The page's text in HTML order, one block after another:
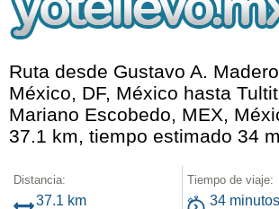
Ruta desde Gustavo A.
México, DF, México hasta
Mariano Escobedo, MEX,
37.1 km, tiempo estimado 34
Distancia:
37.1 km
Tiempo de viaje:
34 minutos